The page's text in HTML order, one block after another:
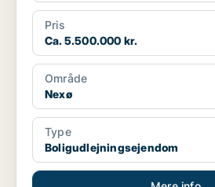
Pris
Ca. 5.500.000 kr.
Område
Nexø
Type
Boligudlejningsejendom